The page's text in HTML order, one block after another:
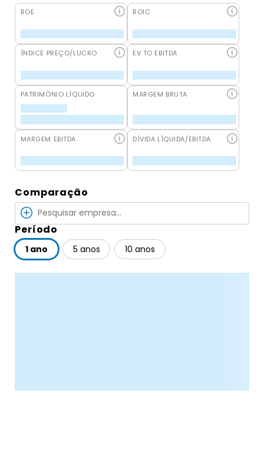
ROE ROIC
ÍNDICE PREÇO/LUCRO EV TO EBITDA
PATRIMÔNIO LÍQUIDO MARGEM BRUTA
MARGEM EBITDA DÍVIDA LÍQUIDA/EBITDA
Comparação
Período
1 ano 5 anos 10 anos